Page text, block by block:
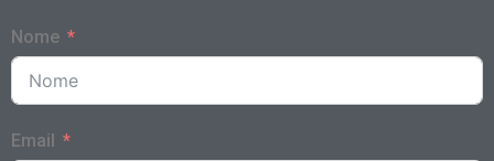
Nome
Email